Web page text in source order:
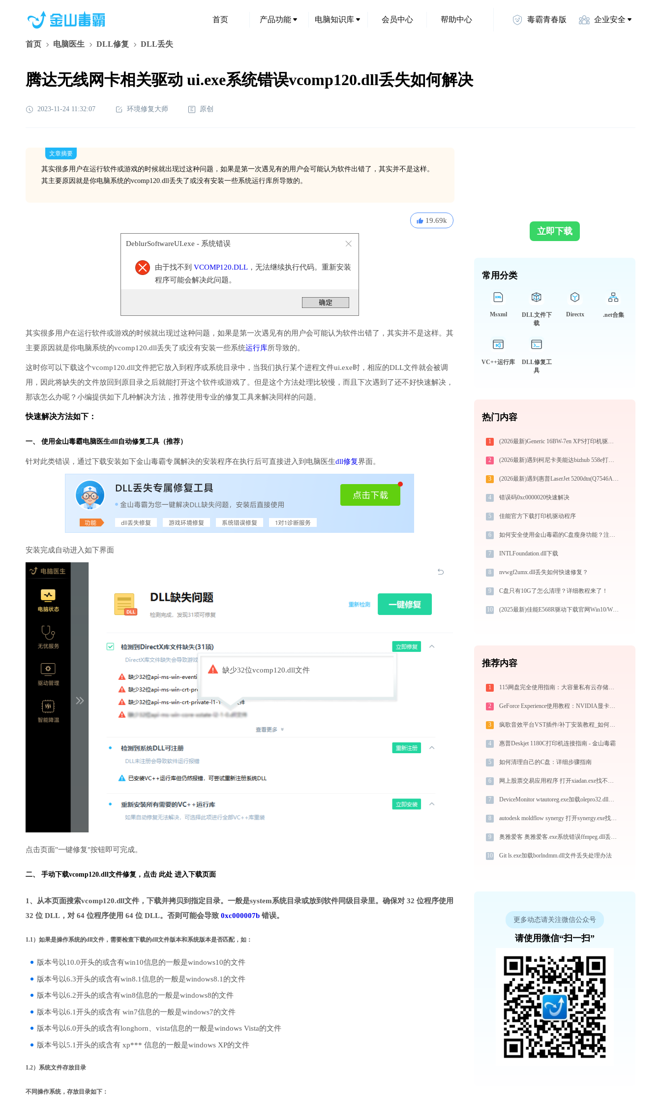
首页 产品功能 电脑知识库 会员中心 帮助中心 毒霸青春版 企业安全
首页 电脑医生 DLL修复 DLL丢失
腾达无线网卡相关驱动 ui.exe系统错误vcomp120.dll丢失如何解决
2023-11-24 11:32:07 环境修复大师 原创
文章摘要
其实很多用户在运行软件或游戏的时候就出现过这种问题，如果是第一次遇见有的用户会可能认为软件出错了，其实并不是这样。
其主要原因就是你电脑系统的vcomp120.dll丢失了或没有安装一些系统运行库所导致的。
19.69k
DeblurSoftwareUI.exe - 系统错误
由于找不到 VCOMP120.DLL，无法继续执行代码。重新安装
程序可能会解决此问题。
其实很多用户在运行软件或游戏的时候就出现过这种问题，如果是第一次遇见有的用户会可能认为软件出错了，其实并不是这样。其
主要原因就是你电脑系统的vcomp120.dll丢失了或没有安装一些系统运行库所导致的。
这时你可以下载这个vcomp120.dll文件把它放入到程序或系统目录中，当我们执行某个进程文件ui.exe时，相应的DLL文件就会被调
用，因此将缺失的文件放回到原目录之后就能打开这个软件或游戏了。但是这个方法处理比较慢，而且下次遇到了还不好快速解决，
那该怎么办呢？小编提供如下几种解决方法，推荐使用专业的修复工具来解决同样的问题。
快速解决方法如下：
一、 使用金山毒霸电脑医生dll自动修复工具（推荐）
针对此类错误，通过下载安装如下金山毒霸专属解决的安装程序在执行后可直接进入到电脑医生dll修复界面。
安装完成自动进入如下界面
缺少32位vcomp120.dll文件
点击页面"一键修复"按钮即可完成。
二、 手动下载vcomp120.dll文件修复， 点击 此处 进入下载页面
1、从本页面搜索vcomp120.dll文件，下载并拷贝到指定目录。一般是system系统目录或放到软件同级目录里。确保对 32 位程序使用
32 位 DLL，对 64 位程序使用 64 位 DLL。否则可能会导致 0xc000007b 错误。
1.1）如果是操作系统的dll文件，需要检查下载的dll文件版本和系统版本是否匹配，如：
版本号以10.0开头的或含有win10信息的一般是windows10的文件
版本号以6.3开头的或含有win8.1信息的一般是windows8.1的文件
版本号以6.2开头的或含有win8信息的一般是windows8的文件
版本号以6.1开头的或含有 win7信息的一般是windows7的文件
版本号以6.0开头的或含有longhorn、vista信息的一般是windows Vista的文件
版本号以5.1开头的或含有 xp*** 信息的一般是windows XP的文件
1.2）系统文件存放目录
不同操作系统，存放目录如下：
立即下载
常用分类
Msxml
DLL文件下
载
Directx .net合集
VC++运行库
DLL修复工
具
热门内容
1 (2026最新)Generic 16BW-7en XPS打印机驱动安装全攻略：从下载到安装完全教程
2 (2026最新)遇到柯尼卡美能达bizhub 558e打印机驱动问题？这里有最全的下载及安装指导
3 (2026最新)遇到惠普LaserJet 5200dtn(Q7546A)打印机驱动问题？这里有最全的下载及安装指导
4 错误码0xc0000020快速解决
5 佳能官方下载打印机驱动程序
6 如何安全使用金山毒霸的C盘瘦身功能？注意事项解析
7 INTLFoundation.dll下载
8 nvwgf2umx.dll丢失如何快速修复？
9 C盘只有10G了怎么清理？详细教程来了！
10 (2025最新)佳能E568R驱动下载官网Win10/Win11安装教程
推荐内容
1 115网盘完全使用指南：大容量私有云存储的注册、管理与分享全攻略（2026最新）
2 GeForce Experience使用教程：NVIDIA显卡驱动更新与游戏优化录制完全指南
3 疯歌音效平台VST插件/补丁安装教程_如何加载插件效果包
4 惠普Deskjet 1180C打印机连接指南 - 金山毒霸
5 如何清理自己的C盘：详细步骤指南
6 网上股票交易应用程序 打开xiadan.exe找不到hcrypt.dll怎么办
7 DeviceMonitor wtautoreg.exe加载olepro32.dll文件丢失处理办法
8 autodesk moldflow synergy 打开synergy.exe找不到adwebservices.dll怎么办
9 奥雅爱客 奥雅爱客.exe系统错误ffmpeg.dll丢失如何解决
10 Git ls.exe加载borlndmm.dll文件丢失处理办法
更多动态请关注微信公众号
请使用微信“扫一扫”